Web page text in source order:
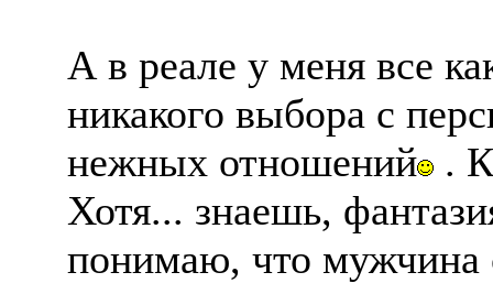
А в реале у меня все
никакого выбора с
нежных отношений
.
Хотя... знаешь,
понимаю, что мужчина